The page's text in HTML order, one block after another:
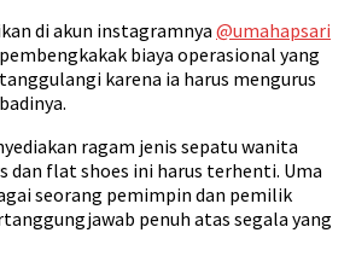
di akun instagramnya @umahapsari
biaya operasional yang
karena ia harus mengurus
ragam jenis sepatu wanita
dan flat shoes ini harus terhenti. Uma
seorang pemimpin dan pemilik
penuh atas segala yang